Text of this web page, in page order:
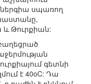
սպառող
Թուրքիան:
գետնի
է 40oC: Դա